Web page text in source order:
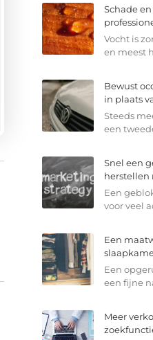
Schade
Vocht is
en meest
Bewust
in plaats
Steeds
een
Snel een
herstellen
Een
voor veel
Een
Een
een fijne
Meer